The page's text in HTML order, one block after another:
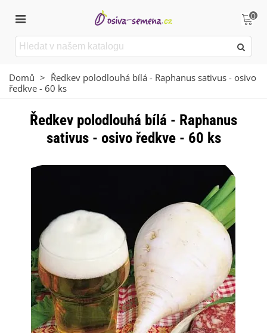
0
Domů > Ředkev polodlouhá bílá - Raphanus sativus - osivo
ředkve - 60 ks
Ředkev polodlouhá bílá - Raphanus
sativus - osivo ředkve - 60 ks